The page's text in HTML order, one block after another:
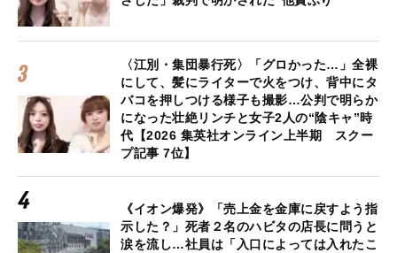
〈江別・集団暴行死〉「グロかった…」全裸
にして、髪にライターで火をつけ、背中にタ
バコを押しつける様子も撮影…公判で明らか
になった壮絶リンチと女子2人の“陰キャ”時
代【2026 集英社オンライン上半期 スクー
プ記事 7位】
《イオン爆発》「売上金を金庫に戻すよう指
示した？」死者２名のハビタの店長に問うと
涙を流し…社員は「入口によっては入れたこ